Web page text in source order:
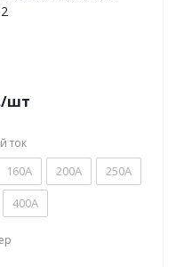
/шт
ток
160А 200А
250А
400А